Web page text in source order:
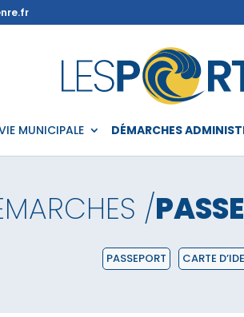
MUNICIPALE DÉMARCHES
/
PASSEPORT CARTE